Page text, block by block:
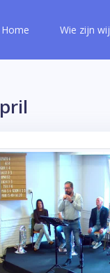
Home Wie zijn wij